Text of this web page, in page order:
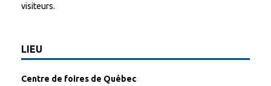
visiteurs.
LIEU
Centre de foires de Québec